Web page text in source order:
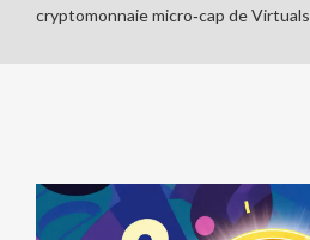
cryptomonnaie micro‑cap de Virtuals